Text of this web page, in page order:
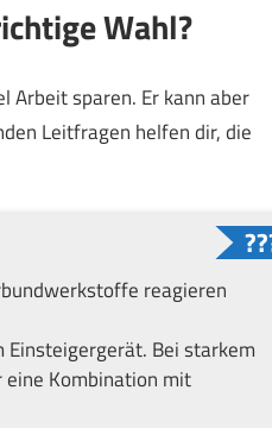
Wahl?
Arbeit sparen. Er kann aber
Leitfragen helfen dir, die
reagieren
Bei starkem
eine Kombination mit